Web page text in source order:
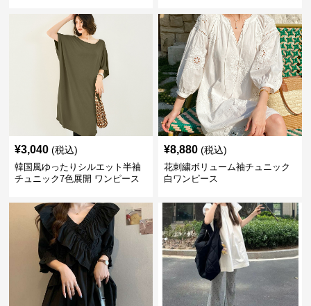
¥3,040 (税込)
韓国風ゆったりシルエット半袖
チュニック7色展開 ワンピース
¥8,880 (税込)
花刺繍ボリューム袖チュニック
白ワンピース